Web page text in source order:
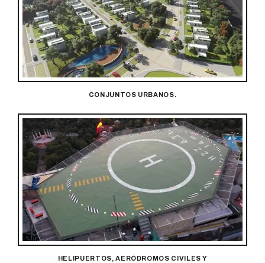
CONJUNTOS URBANOS.
HELIPUERTOS, AERÓDROMOS CIVILES Y